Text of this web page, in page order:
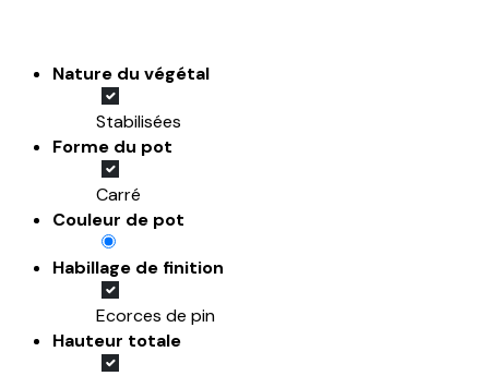
Nature du végétal
Stabilisées
Forme du pot
Carré
Couleur de pot
Habillage de finition
Ecorces de pin
Hauteur totale